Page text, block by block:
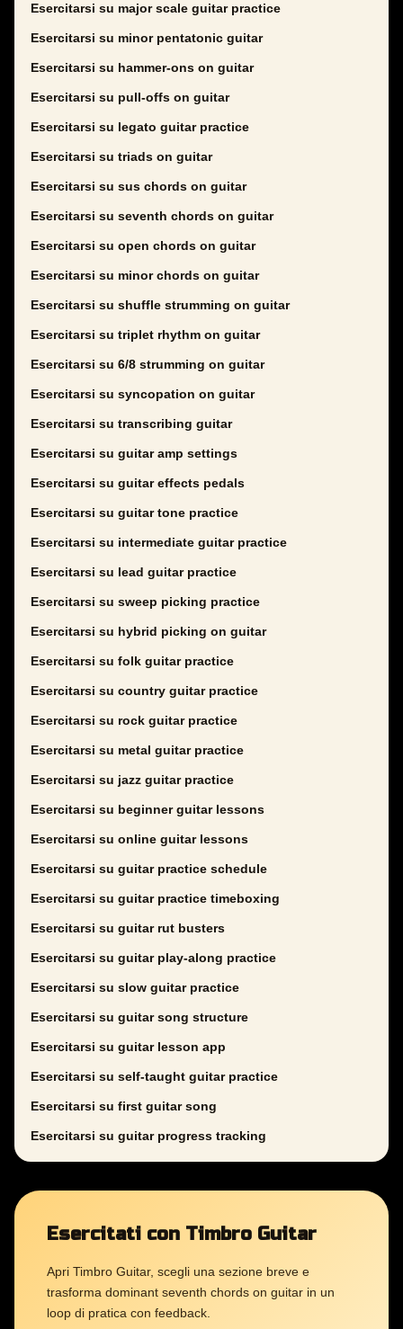
Esercitarsi su major scale guitar practice
Esercitarsi su minor pentatonic guitar
Esercitarsi su hammer-ons on guitar
Esercitarsi su pull-offs on guitar
Esercitarsi su legato guitar practice
Esercitarsi su triads on guitar
Esercitarsi su sus chords on guitar
Esercitarsi su seventh chords on guitar
Esercitarsi su open chords on guitar
Esercitarsi su minor chords on guitar
Esercitarsi su shuffle strumming on guitar
Esercitarsi su triplet rhythm on guitar
Esercitarsi su 6/8 strumming on guitar
Esercitarsi su syncopation on guitar
Esercitarsi su transcribing guitar
Esercitarsi su guitar amp settings
Esercitarsi su guitar effects pedals
Esercitarsi su guitar tone practice
Esercitarsi su intermediate guitar practice
Esercitarsi su lead guitar practice
Esercitarsi su sweep picking practice
Esercitarsi su hybrid picking on guitar
Esercitarsi su folk guitar practice
Esercitarsi su country guitar practice
Esercitarsi su rock guitar practice
Esercitarsi su metal guitar practice
Esercitarsi su jazz guitar practice
Esercitarsi su beginner guitar lessons
Esercitarsi su online guitar lessons
Esercitarsi su guitar practice schedule
Esercitarsi su guitar practice timeboxing
Esercitarsi su guitar rut busters
Esercitarsi su guitar play-along practice
Esercitarsi su slow guitar practice
Esercitarsi su guitar song structure
Esercitarsi su guitar lesson app
Esercitarsi su self-taught guitar practice
Esercitarsi su first guitar song
Esercitarsi su guitar progress tracking
Esercitati con Timbro Guitar
Apri Timbro Guitar, scegli una sezione breve e
trasforma dominant seventh chords on guitar in un
loop di pratica con feedback.